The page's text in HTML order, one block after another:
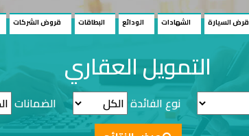
قرض السيارة الشهادات الودائع البطاقات قروض الشركات
التمويل العقاري
نوع الفائدة
الضمانات